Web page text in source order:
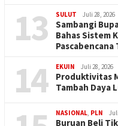
13 SULUT Juli 28, 2026
Sambangi
Bahas Sistem
Pascabencana
14 EKUIN Juli 28, 2026
Produktivitas
Tambah Daya
NASIONAL, PLN
Buruan Beli